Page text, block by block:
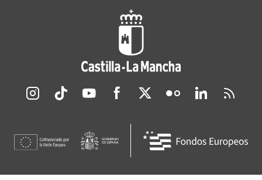
Redes sociales JCCM